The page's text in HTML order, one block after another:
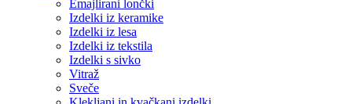
Emajlirani lončki
Izdelki iz keramike
Izdelki iz lesa
Izdelki iz tekstila
Izdelki s sivko
Vitraž
Sveče